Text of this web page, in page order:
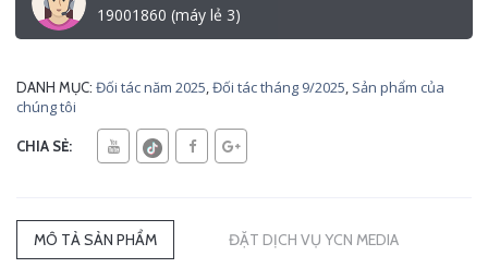
19001860 (máy lẻ 3)
DANH MỤC: Đối tác năm 2025,Đối tác tháng 9/2025, Sản phẩm của
chúng tôi
CHIA SẺ:
MÔ TẢ SẢN PHẨM ĐẶT DỊCH VỤ YCN MEDIA